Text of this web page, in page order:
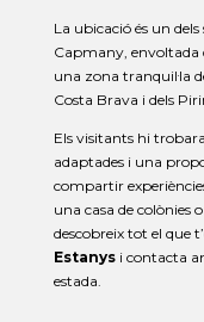
La ubicació és un
Capmany, envoltada
una zona tranquil·la
Costa Brava i dels
Els visitants hi
adaptades i una
compartir
una casa de colònies
descobreix tot el que
Estanysi contacta
estada.